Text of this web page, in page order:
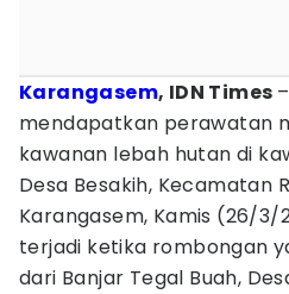
Karangasem, IDN Times
mendapatkan perawatan
kawanan lebah hutan di
Desa Besakih, Kecamatan
Karangasem, Kamis (26/3/
terjadi ketika rombongan
dari Banjar Tegal Buah,